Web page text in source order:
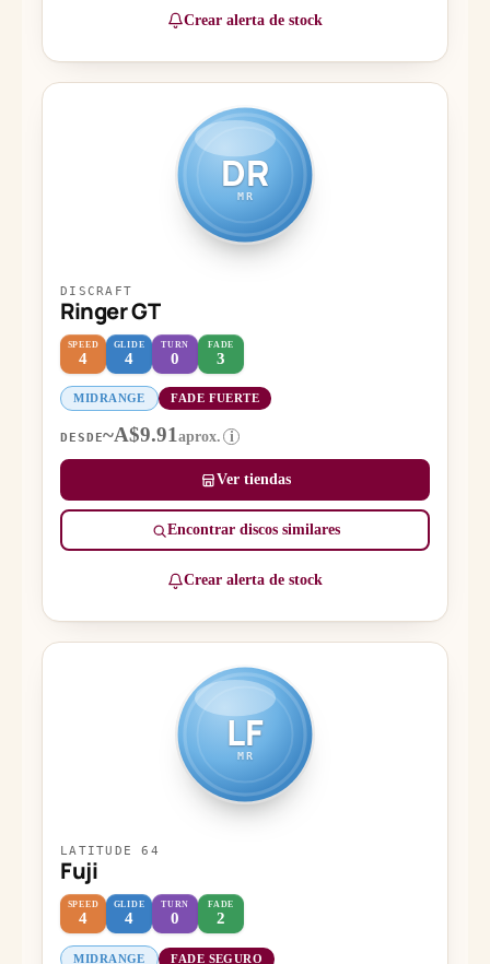
Crear alerta de stock
DR
MR
DISCRAFT
Ringer GT
SPEED
4
GLIDE
4
TURN
0
FADE
3
MIDRANGE FADE FUERTE
DESDE~A$9.91aprox. i
Ver tiendas
Encontrar discos similares
Crear alerta de stock
LF
MR
LATITUDE 64
Fuji
SPEED
4
GLIDE
4
TURN
0
FADE
2
MIDRANGE FADE SEGURO